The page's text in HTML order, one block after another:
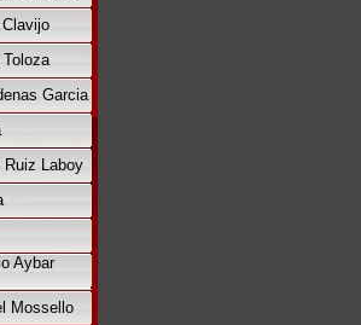
Garcia
Ruiz Laboy
Aybar
Mossello